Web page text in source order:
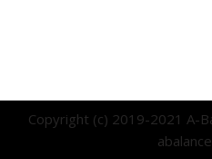
Copyright (c) 2019-2021 A-